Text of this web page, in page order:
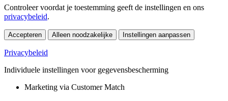
Controleer voordat je toestemming geeft de instellingen en ons
privacybeleid.
Accepteren Alleen noodzakelijke Instellingen aanpassen
Privacybeleid
Individuele instellingen voor gegevensbescherming
Marketing via Customer Match